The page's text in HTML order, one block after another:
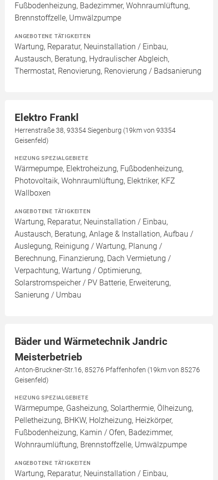
Fußbodenheizung, Badezimmer, Wohnraumlüftung,
Brennstoffzelle, Umwälzpumpe
ANGEBOTENE TÄTIGKEITEN
Wartung, Reparatur, Neuinstallation / Einbau,
Austausch, Beratung, Hydraulischer Abgleich,
Thermostat, Renovierung, Renovierung / Badsanierung
Elektro Frankl
Herrenstraße 38, 93354 Siegenburg (19km von 93354
Geisenfeld)
HEIZUNG SPEZIALGEBIETE
Wärmepumpe, Elektroheizung, Fußbodenheizung,
Photovoltaik, Wohnraumlüftung, Elektriker, KFZ
Wallboxen
ANGEBOTENE TÄTIGKEITEN
Wartung, Reparatur, Neuinstallation / Einbau,
Austausch, Beratung, Anlage & Installation, Aufbau /
Auslegung, Reinigung / Wartung, Planung /
Berechnung, Finanzierung, Dach Vermietung /
Verpachtung, Wartung / Optimierung,
Solarstromspeicher / PV Batterie, Erweiterung,
Sanierung / Umbau
Bäder und Wärmetechnik Jandric
Meisterbetrieb
Anton-Bruckner-Str.16, 85276 Pfaffenhofen (19km von 85276
Geisenfeld)
HEIZUNG SPEZIALGEBIETE
Wärmepumpe, Gasheizung, Solarthermie, Ölheizung,
Pelletheizung, BHKW, Holzheizung, Heizkörper,
Fußbodenheizung, Kamin / Ofen, Badezimmer,
Wohnraumlüftung, Brennstoffzelle, Umwälzpumpe
ANGEBOTENE TÄTIGKEITEN
Wartung, Reparatur, Neuinstallation / Einbau,